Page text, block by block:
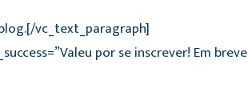
vc_text_paragraph]
por se inscrever! Em breve